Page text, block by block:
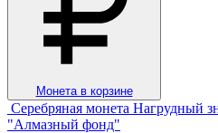
Монета в корзине
Серебряная монета Нагрудный
"Алмазный фонд"